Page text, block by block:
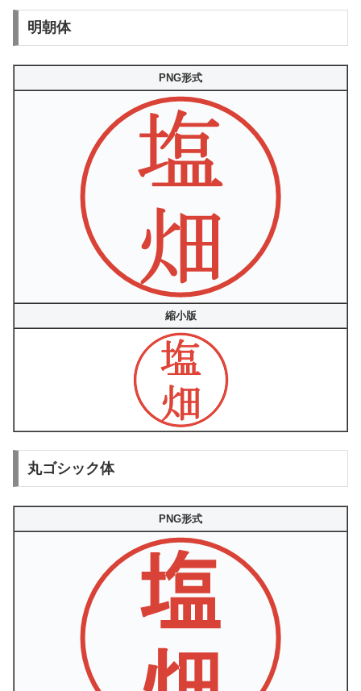
明朝体
PNG形式
縮小版
丸ゴシック体
PNG形式